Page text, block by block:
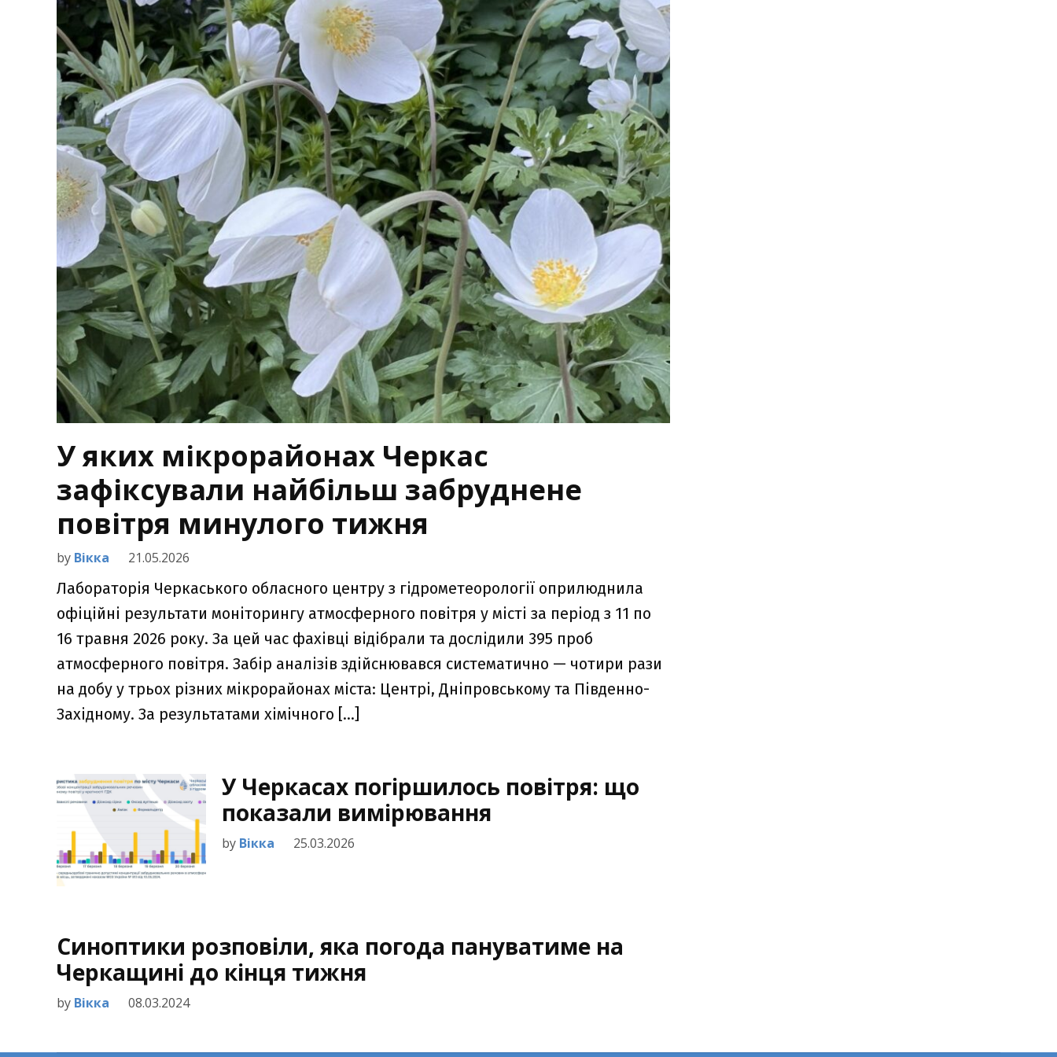
У яких мікрорайонах Черкас
зафіксували найбільш забруднене
повітря минулого тижня
by Вікка 21.05.2026
Лабораторія Черкаського обласного центру з гідрометеорології оприлюднила
офіційні результати моніторингу атмосферного повітря у місті за період з 11 по
16 травня 2026 року. За цей час фахівці відібрали та дослідили 395 проб
атмосферного повітря. Забір аналізів здійснювався систематично — чотири рази
на добу у трьох різних мікрорайонах міста: Центрі, Дніпровському та Південно-
Західному. За результатами хімічного […]
У Черкасах погіршилось повітря: що
показали вимірювання
by Вікка 25.03.2026
Синоптики розповіли, яка погода пануватиме на
Черкащині до кінця тижня
by Вікка 08.03.2024